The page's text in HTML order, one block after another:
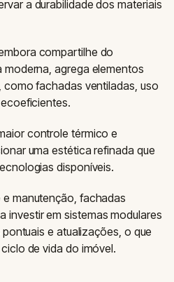
a durabilidade dos materiais
compartilhe do
moderna, agrega elementos
como fachadas ventiladas, uso
controle térmico e
uma estética refinada que
disponíveis.
e manutenção, fachadas
investir em sistemas modulares
e atualizações, o que
de vida do imóvel.